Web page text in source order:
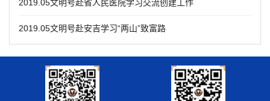
2019.05文明号赴省人民医院学习交流创建工作
2019.05文明号赴安吉学习“两山”致富路